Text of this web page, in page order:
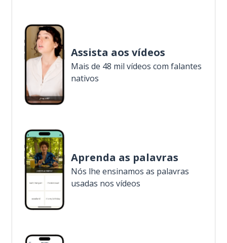
Assista aos vídeos
Mais de 48 mil vídeos com falantes
nativos
Aprenda as palavras
Nós lhe ensinamos as palavras
usadas nos vídeos